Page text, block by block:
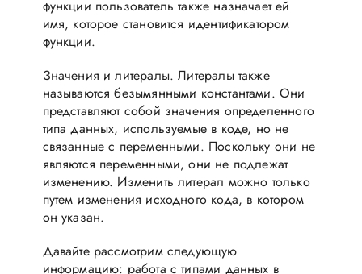
функции пользователь также назначает ей
имя, которое становится идентификатором
функции.
Значения и литералы. Литералы также
называются безымянными константами. Они
представляют собой значения определенного
типа данных, используемые в коде, но не
связанные с переменными. Поскольку они не
являются переменными, они не подлежат
изменению. Изменить литерал можно только
путем изменения исходного кода, в котором
он указан.
Давайте рассмотрим следующую
информацию: работа с типами данных в